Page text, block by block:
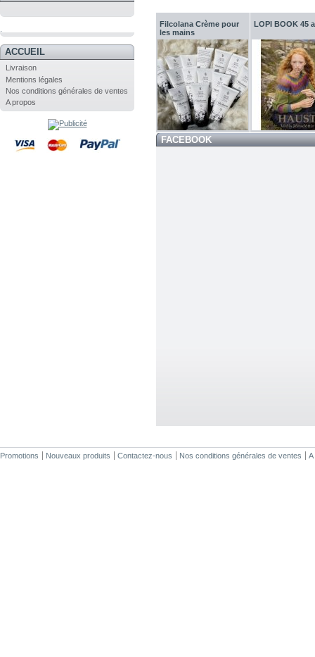
ACCUEIL
Livraison
Mentions légales
Nos conditions générales de ventes
A propos
Filcolana Crème pour
les mains
LOPI BOOK 45
FACEBOOK
Promotions Nouveaux produits Contactez-nous Nos conditions générales de ventes A